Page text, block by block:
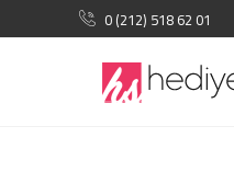
0 (212) 518 62 01